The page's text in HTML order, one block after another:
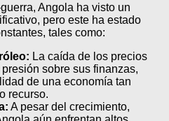
Angola ha visto un
pero este ha estado
tales como:
La caída de los precios
sobre sus finanzas,
de una economía tan
recurso.
A pesar del crecimiento,